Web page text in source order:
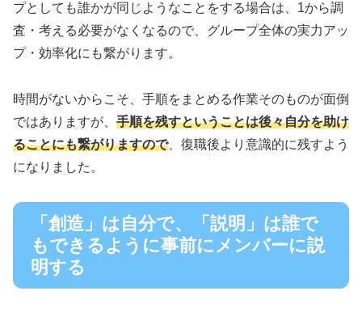
プとしても誰かが同じようなことをする場合は、1から調
査・考える必要がなくなるので、グループ全体の実力アッ
プ・効率化にも繋がります。
時間がないからこそ、手順をまとめる作業そのものが面倒
ではありますが、 手順を残すということは後々自分を助け
ることにも繋がりますので、復職後より意識的に残すよう
になりました。
「創造」は自分で、「説明」は誰で
もできるように事前にメンバーに説
明する